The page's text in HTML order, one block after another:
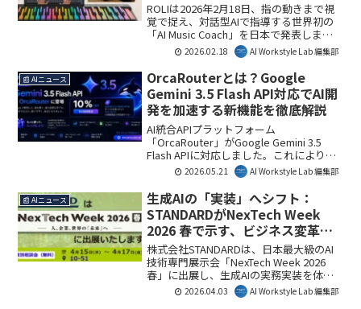
ROLIは2026年2月18日、指の動きまで視
覚で捉え、対話型AIで指導する世界初の
「AI Music Coach」を日本で発表しまし
た。これにより、自宅で専門的なピアノ
指導を受けられるようになり、音楽学習
のあり方が大きく変わる可能性がありま
す。AI Workstyle Lab編集部としては、AI
が人間の身体的な動きを理解し、個別指
導に活用される点で注目しています。
2026.02.18 AI Workstyle Lab 編集部
📰 AIニュース
OrcaRouterとは？Google
Gemini 3.5 Flash API対応でAI開
発を加速する新機能を徹底解説
AI統合APIプラットフォーム
「OrcaRouter」がGoogle Gemini 3.5
Flash APIに対応しました。これにより開
発者は最先端のLLMに即座にアクセスで
き、最大70%のAI推論コスト削減と開発
効率の大幅向上が期待されます。本対応
はAI活用の民主化を加速し、ビジネス現
場でのAI導入を一層推進するでしょう。
2026.05.21 AI Workstyle Lab 編集部
📰 AIニュース
生成AIの「実装」へシフト：
STANDARDがNexTech Week
2026 春で示す、ビジネス変革の
次なる一手
株式会社STANDARDは、日本最大級のAI
技術専門展示会「NexTech Week 2026
春」に出展し、生成AIの実務実装を体験
できる新プロダクトを発表します。単な
るツール活用から業務フローにAIを組み
2026.04.03 AI Workstyle Lab 編集部